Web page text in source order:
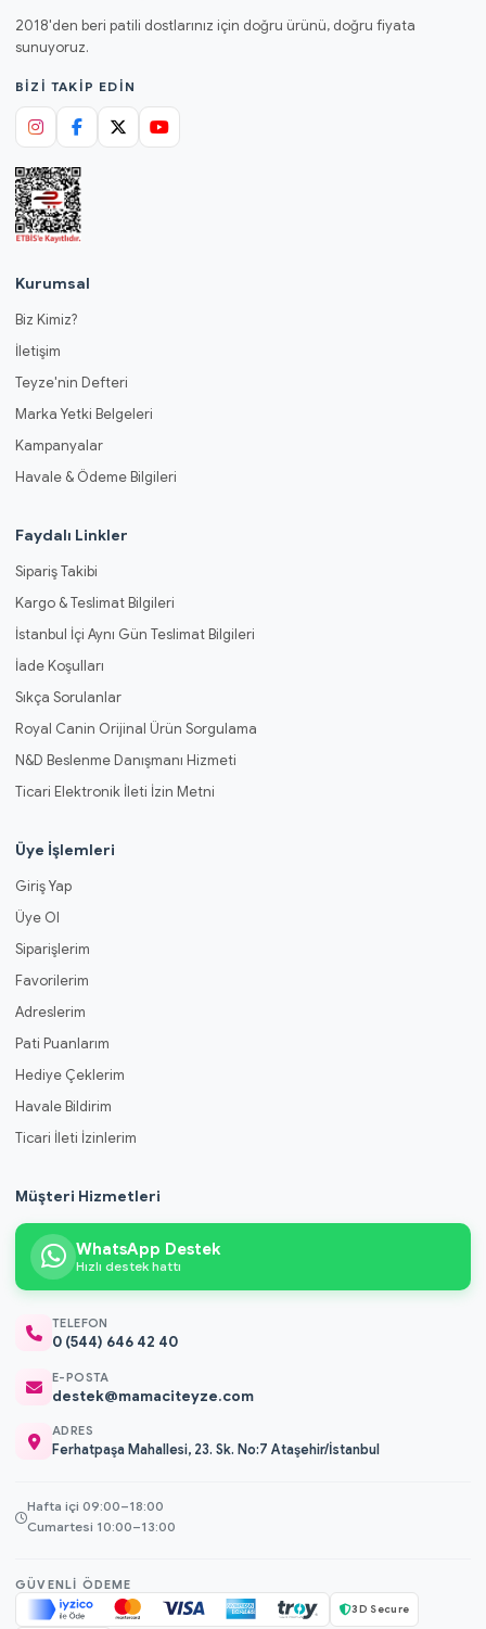
2018'den beri patili dostlarınız için doğru ürünü, doğru fiyata
sunuyoruz.
BIZI TAKIP EDIN
Kurumsal
Biz Kimiz?
İletişim
Teyze'nin Defteri
Marka Yetki Belgeleri
Kampanyalar
Havale & Ödeme Bilgileri
Faydalı Linkler
Sipariş Takibi
Kargo & Teslimat Bilgileri
İstanbul İçi Aynı Gün Teslimat Bilgileri
İade Koşulları
Sıkça Sorulanlar
Royal Canin Orijinal Ürün Sorgulama
N&D Beslenme Danışmanı Hizmeti
Ticari Elektronik İleti İzin Metni
Üye İşlemleri
Giriş Yap
Üye Ol
Siparişlerim
Favorilerim
Adreslerim
Pati Puanlarım
Hediye Çeklerim
Havale Bildirim
Ticari İleti İzinlerim
Müşteri Hizmetleri
WhatsApp Destek
Hızlı destek hattı
TELEFON
0 (544) 646 42 40
E-POSTA
destek@mamaciteyze.com
ADRES
Ferhatpaşa Mahallesi, 23. Sk. No:7 Ataşehir/İstanbul
Hafta içi 09:00–18:00
Cumartesi 10:00–13:00
GÜVENLI ÖDEME
3D Secure